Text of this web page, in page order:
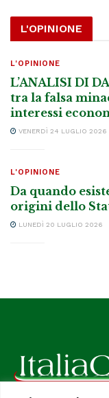
L'OPINIONE
L'OPINIONE
L’ANALISI DI
tra la falsa
interessi
VENERDÌ 24 LUGLIO 2026
L'OPINIONE
Da quando
origini dello
LUNEDÌ 20 LUGLIO 2026